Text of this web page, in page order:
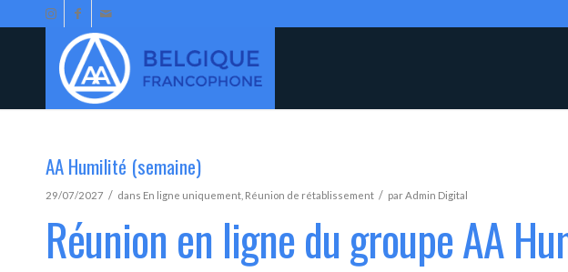
AA Humilité (semaine)
29/07/2027 / dans En ligne uniquement Réunion de rétablissement / parAdmin Digital
Réunion en ligne du groupe AA